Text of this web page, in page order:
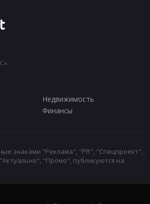
Недвижимость
Финансы
знаками "Реклама", "PR", "Спецпроект",
"Промо", публикуются на